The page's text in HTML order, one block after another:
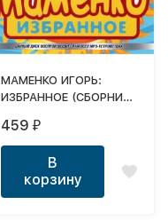
МАМЕНКО ИГОРЬ:
ИЗБРАННОЕ (СБОРНИК
459 ₽
В
корзину